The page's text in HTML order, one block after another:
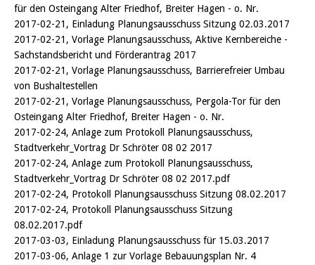
für den Osteingang Alter Friedhof, Breiter Hagen - o. Nr.
2017-02-21, Einladung Planungsausschuss Sitzung 02.03.2017
2017-02-21, Vorlage Planungsausschuss, Aktive Kernbereiche -
Sachstandsbericht und Förderantrag 2017
2017-02-21, Vorlage Planungsausschuss, Barrierefreier Umbau
von Bushaltestellen
2017-02-21, Vorlage Planungsausschuss, Pergola-Tor für den
Osteingang Alter Friedhof, Breiter Hagen - o. Nr.
2017-02-24, Anlage zum Protokoll Planungsausschuss,
Stadtverkehr_Vortrag Dr Schröter 08 02 2017
2017-02-24, Anlage zum Protokoll Planungsausschuss,
Stadtverkehr_Vortrag Dr Schröter 08 02 2017.pdf
2017-02-24, Protokoll Planungsausschuss Sitzung 08.02.2017
2017-02-24, Protokoll Planungsausschuss Sitzung
08.02.2017.pdf
2017-03-03, Einladung Planungsausschuss für 15.03.2017
2017-03-06, Anlage 1 zur Vorlage Bebauungsplan Nr. 4